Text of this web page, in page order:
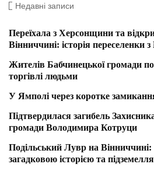
Недавні записи
Переїхала з Херсонщини та
Вінниччині: історія переселенки
Жителів Бабчинецької громади
торгівлі людьми
У Ямполі через коротке
Підтвердилася загибель
громади Володимира Котруци
Подільський Лувр на Вінниччині:
загадковою історією та